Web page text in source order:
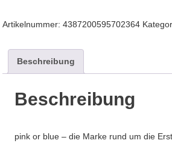
Artikelnummer:4387200595702364
Beschreibung
Beschreibung
pink or blue – die Marke rund um die